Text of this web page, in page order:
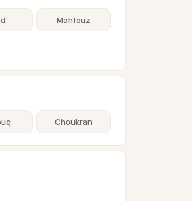
Mahfouz
Choukran